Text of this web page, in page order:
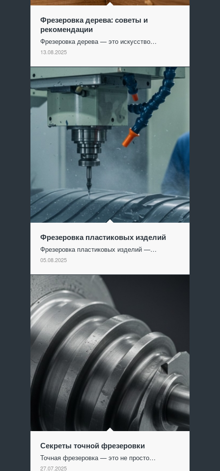
Фрезеровка дерева: советы и
рекомендации
Фрезеровка дерева — это искусство…
13.08.2025
Фрезеровка пластиковых изделий
Фрезеровка пластиковых изделий —…
05.08.2025
Секреты точной фрезеровки
Точная фрезеровка — это не просто…
27.07.2025